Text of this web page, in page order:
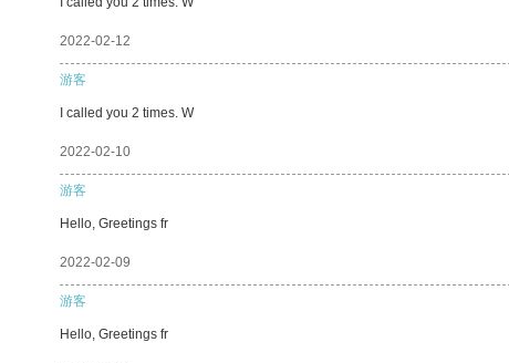
2022-02-12
游客
I called you 2 times. W
2022-02-10
游客
Hello, Greetings fr
2022-02-09
游客
Hello, Greetings fr